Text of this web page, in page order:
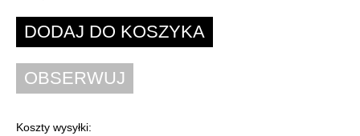
Koszty wysyłki: